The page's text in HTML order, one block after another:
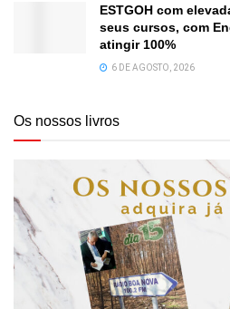
ESTGOH com
seus cursos, com
atingir 100%
6 DE AGOSTO, 2026
Os nossos livros